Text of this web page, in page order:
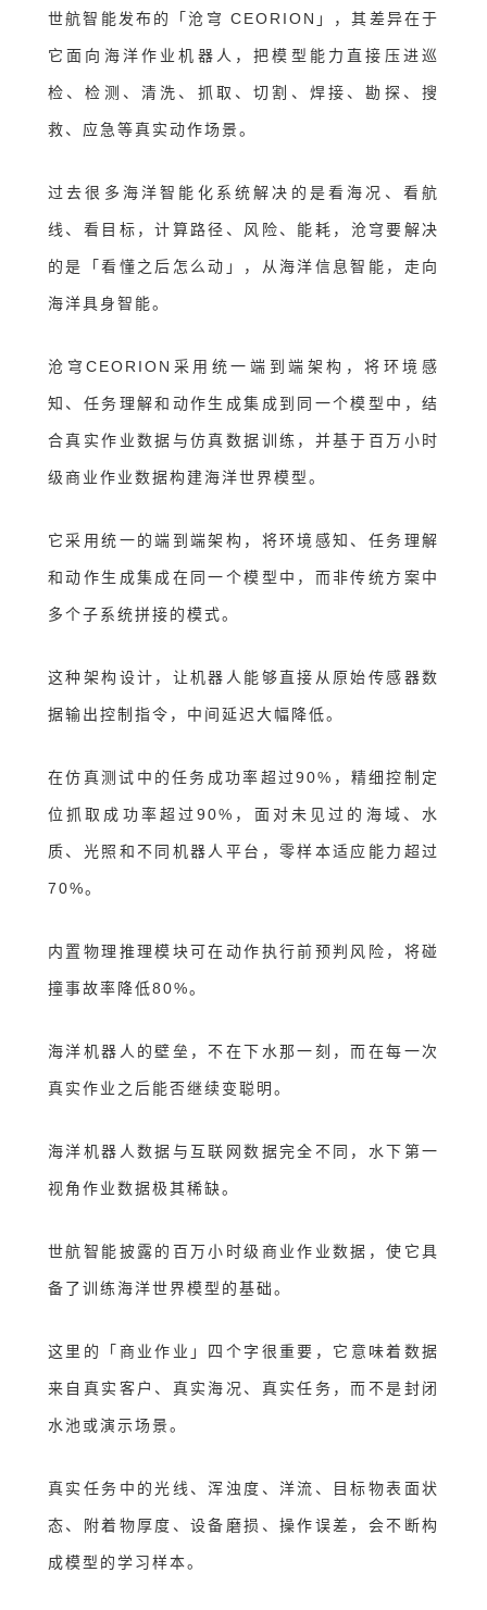
世航智能发布的 「沧穹 CEORION 」 ，其差异在于
它面向海洋作业机器人，把模型能力直接压进巡
检、检测、清洗、抓取、切割、焊接、勘探、搜
救、应急等真实动作场景。
过去很多海洋智能化系统解决的是看海况、看航
线、看目标，计算路径、风险、能耗 ， 沧穹要解决
的是 「看懂之后怎么动 」， 从海洋信息智能，走向
海洋具身智能。
沧穹CEORION采用统一端到端架构，将环境感
知、任务理解和动作生成集成到同一个模型中，结
合真实作业数据与仿真数据训练，并基于百万小时
级商业作业数据构建海洋世界模型。
它采用统一的端到端架构，将环境感知、任务理解
和动作生成集成在同一个模型中，而非传统方案中
多个子系统拼接的模式。
这种架构设计，让机器人能够直接从原始传感器数
据输出控制指令，中间延迟大幅降低。
在仿真测试中的任务成功率超过90%，精细控制定
位抓取成功率超过90%，面对未见过的海域、水
质、光照和不同机器人平台，零样本适应能力超过
70%。
内置物理推理模块可在动作执行前预判风险，将碰
撞事故率降低80%。
海洋机器人的壁垒，不在下水那一刻，而在每一次
真实作业之后能否继续变聪明。
海洋机器人数据与互联网数据完全不同 ， 水下第一
视角作业数据极其稀缺。
世航智能披露的百万小时级商业作业数据，使它具
备了训练海洋世界模型的基础。
这里的 「 商业作业 」 四个字很重要 ， 它意味着数据
来自真实客户、真实海况、真实任务，而不是封闭
水池或演示场景。
真实任务中的光线、浑浊度、洋流、目标物表面状
态、附着物厚度、设备磨损、操作误差，会不断构
成模型的学习样本。